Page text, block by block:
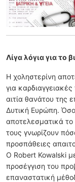
Λίγα λόγια για το
Η χοληστερίνη
για
αιτία θανάτου της
Δυτική Ευρώπη.
αποτελεσματικά το
τους γνωρίζουν
προσπάθειες
Ο Robert Kowalski με
προσέγγιση του
επαναστατική